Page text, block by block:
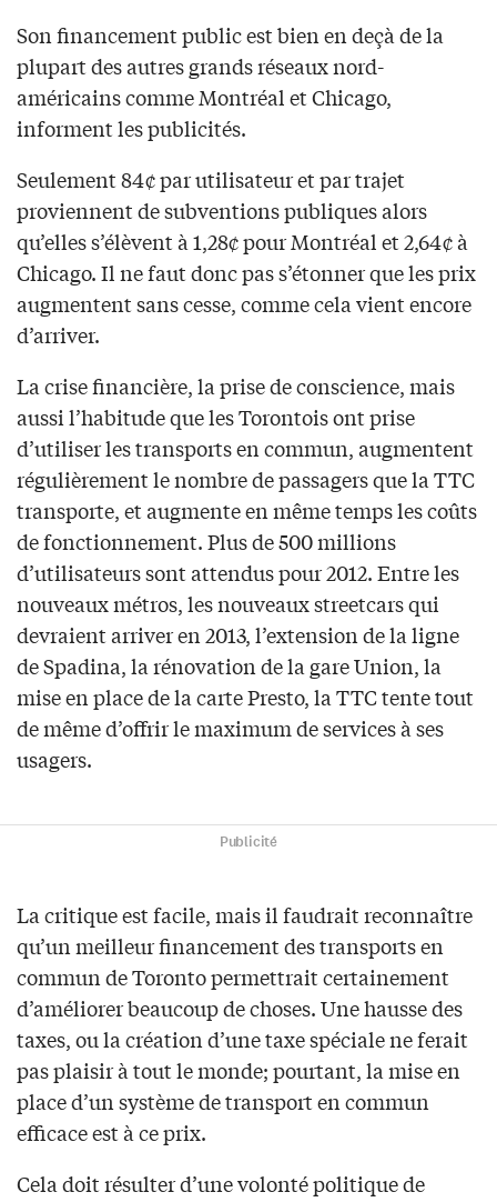
Son financement public est bien en deçà de la
plupart des autres grands réseaux nord-
américains comme Montréal et Chicago,
informent les publicités.
Seulement 84¢ par utilisateur et par trajet
proviennent de subventions publiques alors
qu’elles s’élèvent à 1,28¢ pour Montréal et 2,64¢ à
Chicago. Il ne faut donc pas s’étonner que les prix
augmentent sans cesse, comme cela vient encore
d’arriver.
La crise financière, la prise de conscience, mais
aussi l’habitude que les Torontois ont prise
d’utiliser les transports en commun, augmentent
régulièrement le nombre de passagers que la TTC
transporte, et augmente en même temps les coûts
de fonctionnement. Plus de 500 millions
d’utilisateurs sont attendus pour 2012. Entre les
nouveaux métros, les nouveaux streetcars qui
devraient arriver en 2013, l’extension de la ligne
de Spadina, la rénovation de la gare Union, la
mise en place de la carte Presto, la TTC tente tout
de même d’offrir le maximum de services à ses
usagers.
Publicité
La critique est facile, mais il faudrait reconnaître
qu’un meilleur financement des transports en
commun de Toronto permettrait certainement
d’améliorer beaucoup de choses. Une hausse des
taxes, ou la création d’une taxe spéciale ne ferait
pas plaisir à tout le monde; pourtant, la mise en
place d’un système de transport en commun
efficace est à ce prix.
Cela doit résulter d’une volonté politique de